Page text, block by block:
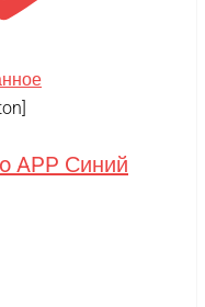
APP Синий